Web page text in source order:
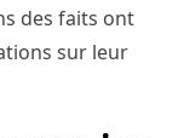
des faits ont
sur leur